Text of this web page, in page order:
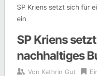
SP Kriens setzt sich für
ein
SP Kriens
nachhaltiges
Von Kathrin Gut